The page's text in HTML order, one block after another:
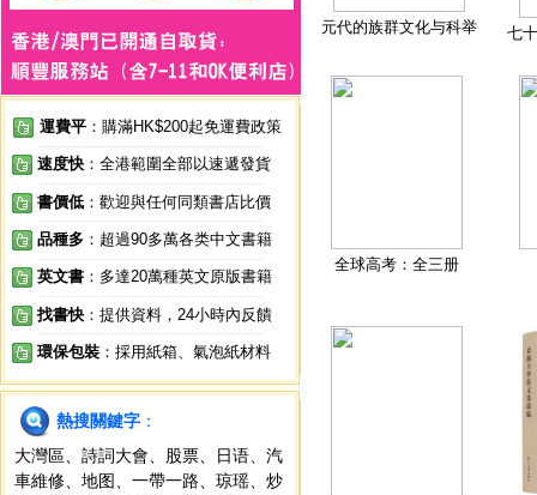
運費平 ：購滿HK$200起免運費政策
速度快 ：全港範圍全部以速遞發貨
書價低 ：歡迎與任何同類書店比價
品種多 ：超過90多萬各类中文書籍
英文書 ：多達20萬種英文原版書籍
找書快 ：提供資料，24小時內反饋
環保包裝 ：採用紙箱、氣泡紙材料
熱搜關鍵字 ：
大灣區
詩詞大會 股票 日语
汽
車維修
地图 一帶一路 琼瑶
炒
元代的族群文化与科举 七
全球高考：全三册